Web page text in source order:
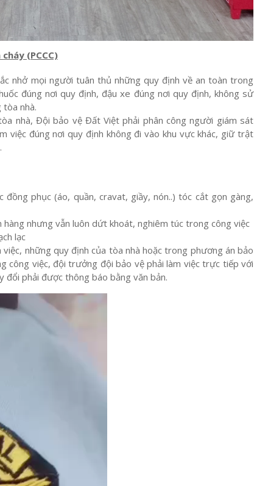
(PCCC)
nhở mọi người tuân thủ những quy định về an toàn trong
đúng nơi quy định, đậu xe đúng nơi quy định, không sử
nhà.
nhà, Đội bảo vệ Đất Việt phải phân công người giám sát
việc đúng nơi quy định không đi vào khu vực khác, giữ trật
đồng phục (áo, quần, cravat, giầy, nón..) tóc cắt gọn gàng,
hàng nhưng vẫn luôn dứt khoát, nghiêm túc trong công việc
lạc
những quy định của tòa nhà hoặc trong phương án bảo
công việc, đội trưởng đội bảo vệ phải làm việc trực tiếp với
đổi phải được thông báo bằng văn bản.